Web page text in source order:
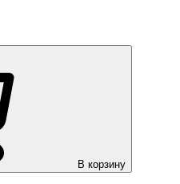
В корзину